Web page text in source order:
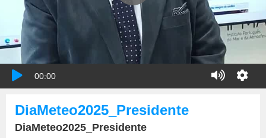
00:00
DiaMeteo2025_Presidente
DiaMeteo2025_Presidente